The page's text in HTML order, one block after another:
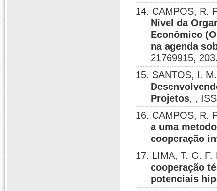
14. CAMPOS, R.
Nível da
Econômico
na agenda
21769915,
15. SANTOS, I.
Projetos, ,
16. CAMPOS, R.
a uma
cooperação
17. LIMA, T. G.
cooperação
potenciais